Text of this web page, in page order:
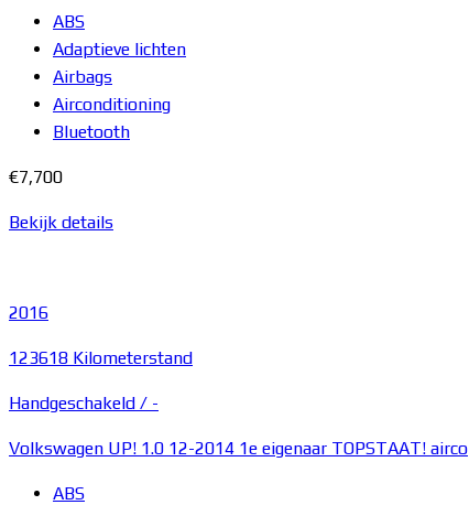
ABS
Adaptieve lichten
Airbags
Airconditioning
Bluetooth
€7,700
Bekijk details
2016
123618 Kilometerstand
Handgeschakeld / -
Volkswagen UP! 1.0 12-2014 1e eigenaar TOPSTAAT! airco
ABS